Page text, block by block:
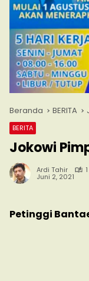
Beranda BERITA
BERITA
Jokowi
Ardi Tahir
Juni 2, 2021
Petinggi